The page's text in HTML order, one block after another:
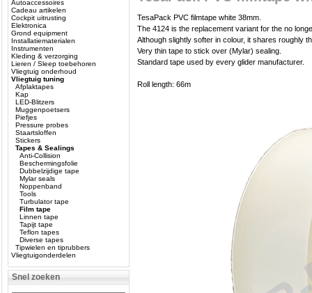
Autoaccessoires
Cadeau artikelen
Cockpit uitrusting
Elektronica
Grond equipment
Installatiematerialen
Instrumenten
Kleding & verzorging
Lieren / Sleep toebehoren
Vliegtuig onderhoud
Vliegtuig tuning
Afplaktapes
Kap
LED-Blitzers
Muggenpoetsers
Piefjes
Pressure probes
Staartsloffen
Stickers
Tapes & Sealings
Anti-Collision
Beschermingsfolie
Dubbelzijdige tape
Mylar seals
Noppenband
Tools
Turbulator tape
Film tape
Linnen tape
Tapijt tape
Teflon tapes
Diverse tapes
Tipwielen en tiprubbers
Vliegtuigonderdelen
Snel zoeken
TesaPack PVC filmtape white 38mm.
The 4124 is the replacement variant for the no
Although slightly softer in colour, it shares roughly
Very thin tape to stick over (Mylar) sealing.
Standard tape used by every glider manufacturer.
Roll length: 66m